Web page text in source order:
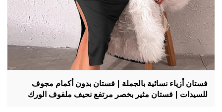
فستان أزياء نسائية بالجملة | فستان بدون أكمام مجوف
للسيدات | فستان مثير بخصر مرتفع نحيف ملفوف الورك